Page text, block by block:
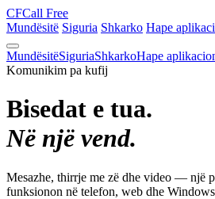
CFCall Free
Mundësitë Siguria Shkarko Hape
MundësitëSiguriaShkarkoHape
Komunikim pa kufij
Bisedat e tua.
Në një vend.
Mesazhe, thirrje me zë dhe video — një
funksionon në telefon, web dhe